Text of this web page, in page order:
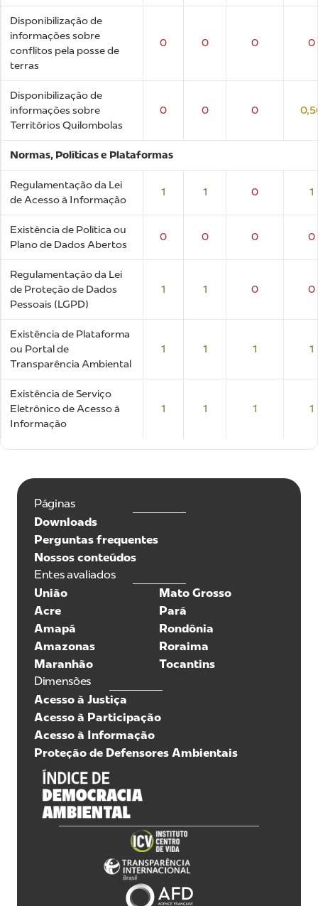
Disponibilização de
informações sobre
conflitos pela posse de
terras
0 0 0 0
Disponibilização de
informações sobre
Territórios Quilombolas
0 0 0
Normas, Políticas e Plataformas
Regulamentação da Lei
de Acesso à Informação
1 1 0 1
Existência de Política ou
Plano de Dados Abertos
0 0 0 0
Regulamentação da Lei
de Proteção de Dados
Pessoais (LGPD)
1 1 0 0
Existência de Plataforma
ou Portal de
Transparência Ambiental
1 1 1 1
Existência de Serviço
Eletrônico de Acesso à
Informação
1 1 1 1
Páginas
Downloads
Perguntas frequentes
Nossos conteúdos
Entes avaliados
União
Acre
Amapá
Amazonas
Maranhão
Mato Grosso
Pará
Rondônia
Roraima
Tocantins
Dimensões
Acesso à Justiça
Acesso à Participação
Acesso à Informação
Proteção de Defensores Ambientais